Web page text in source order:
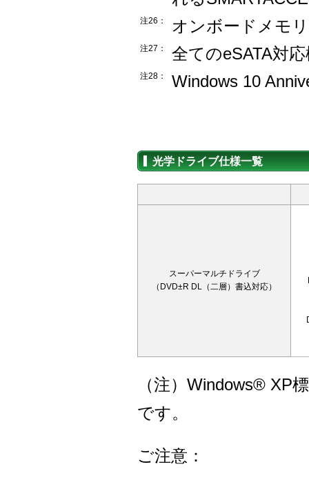
注26： オンボードメモ
注27： 全てのeSATA対
注28： Windows 10
光学ドライブ仕様一覧
スーパーマルチドライブ
（DVD±R DL（二層）書込対応）
（注）Windows® XP
です。
ご注意：